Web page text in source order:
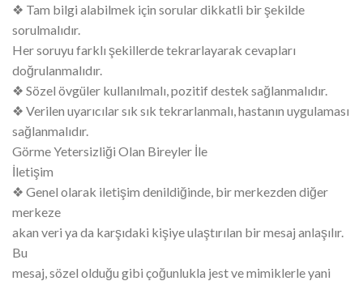
❖ Tam bilgi alabilmek için sorular dikkatli bir şekilde
sorulmalıdır.
Her soruyu farklı şekillerde tekrarlayarak cevapları
doğrulanmalıdır.
❖ Sözel övgüler kullanılmalı, pozitif destek sağlanmalıdır.
❖ Verilen uyarıcılar sık sık tekrarlanmalı, hastanın uygulaması
sağlanmalıdır.
Görme Yetersizliği Olan Bireyler İle
İletişim
❖ Genel olarak iletişim denildiğinde, bir merkezden diğer
merkeze
akan veri ya da karşıdaki kişiye ulaştırılan bir mesaj anlaşılır.
Bu
mesaj, sözel olduğu gibi çoğunlukla jest ve mimiklerle yani